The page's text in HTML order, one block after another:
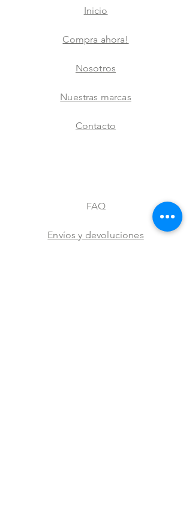
Inicio
Compra ahora!
Nosotros
Nuestras marcas
Contacto
FAQ
Envíos y devoluciones